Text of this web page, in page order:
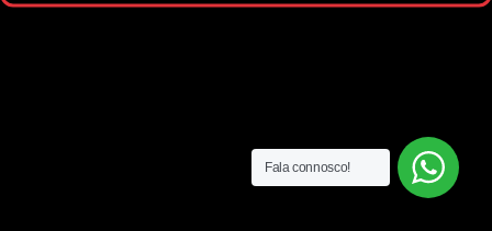
Fala connosco!